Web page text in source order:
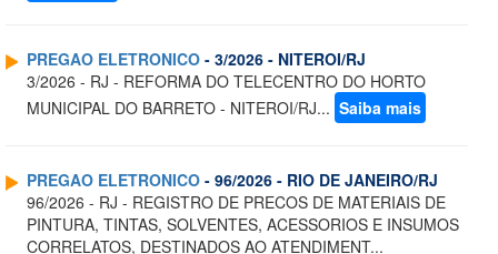
PREGAO ELETRONICO - 3/2026 - NITEROI/RJ
3/2026 - RJ - REFORMA DO TELECENTRO DO HORTO
MUNICIPAL DO BARRETO - NITEROI/RJ... Saiba mais
PREGAO ELETRONICO - 96/2026 - RIO DE JANEIRO/RJ
96/2026 - RJ - REGISTRO DE PRECOS DE MATERIAIS DE
PINTURA, TINTAS, SOLVENTES, ACESSORIOS E INSUMOS
CORRELATOS, DESTINADOS AO ATENDIMENT...